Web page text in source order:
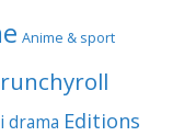
Anime & sport
drama Editions